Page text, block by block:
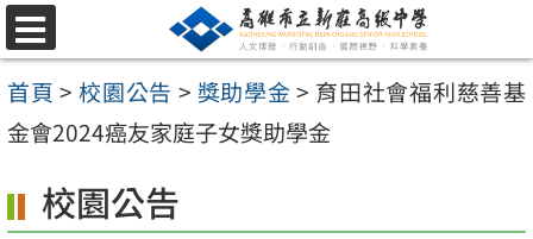
跳
至
主
要
容
選
單
首頁 > 校園公告 > 獎助學金> 育田社會福利慈善基
金會2024癌友家庭子女獎助學金
校園公告